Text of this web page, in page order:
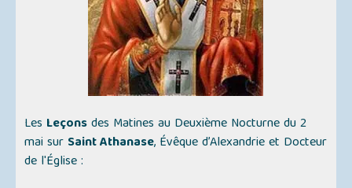
Les Leçonsdes Matines au Deuxième Nocturne du 2
mai sur Saint Athanase, Évêque d’Alexandrie et Docteur
de l'Église :